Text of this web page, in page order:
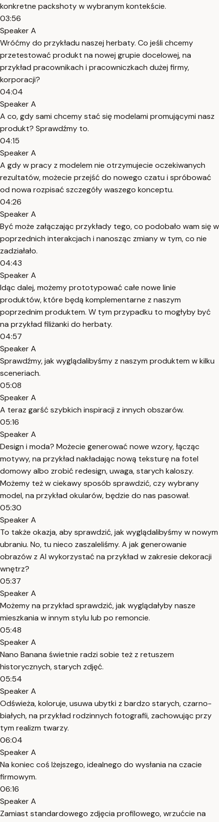
konkretne packshoty w wybranym kontekście.
03:56
Speaker A
Wróćmy do przykładu naszej herbaty. Co jeśli chcemy
przetestować produkt na nowej grupie docelowej, na
przykład pracownikach i pracowniczkach dużej firmy,
korporacji?
04:04
Speaker A
A co, gdy sami chcemy stać się modelami promującymi nasz
produkt? Sprawdźmy to.
04:15
Speaker A
A gdy w pracy z modelem nie otrzymujecie oczekiwanych
rezultatów, możecie przejść do nowego czatu i spróbować
od nowa rozpisać szczegóły waszego konceptu.
04:26
Speaker A
Być może załączając przykłady tego, co podobało wam się w
poprzednich interakcjach i nanosząc zmiany w tym, co nie
zadziałało.
04:43
Speaker A
Idąc dalej, możemy prototypować całe nowe linie
produktów, które będą komplementarne z naszym
poprzednim produktem. W tym przypadku to mogłyby być
na przykład filiżanki do herbaty.
04:57
Speaker A
Sprawdźmy, jak wyglądalibyśmy z naszym produktem w kilku
sceneriach.
05:08
Speaker A
A teraz garść szybkich inspiracji z innych obszarów.
05:16
Speaker A
Design i moda? Możecie generować nowe wzory, łącząc
motywy, na przykład nakładając nową teksturę na fotel
domowy albo zrobić redesign, uwaga, starych kaloszy.
Możemy też w ciekawy sposób sprawdzić, czy wybrany
model, na przykład okularów, będzie do nas pasował.
05:30
Speaker A
To także okazja, aby sprawdzić, jak wyglądalibyśmy w nowym
ubraniu. No, tu nieco zaszaleliśmy. A jak generowanie
obrazów z AI wykorzystać na przykład w zakresie dekoracji
wnętrz?
05:37
Speaker A
Możemy na przykład sprawdzić, jak wyglądałyby nasze
mieszkania w innym stylu lub po remoncie.
05:48
Speaker A
Nano Banana świetnie radzi sobie też z retuszem
historycznych, starych zdjęć.
05:54
Speaker A
Odświeża, koloruje, usuwa ubytki z bardzo starych, czarno-
białych, na przykład rodzinnych fotografii, zachowując przy
tym realizm twarzy.
06:04
Speaker A
Na koniec coś lżejszego, idealnego do wysłania na czacie
firmowym.
06:16
Speaker A
Zamiast standardowego zdjęcia profilowego, wrzućcie na